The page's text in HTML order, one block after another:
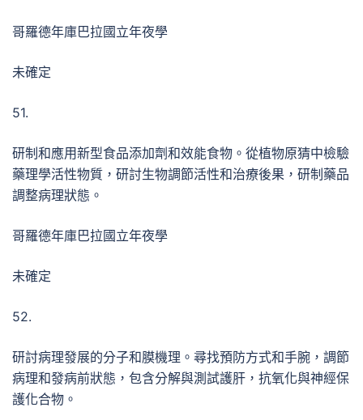
哥羅德年庫巴拉國立年夜學
未確定
51.
研制和應用新型食品添加劑和效能食物。從植物原猜中檢驗
藥理學活性物質，研討生物調節活性和治療後果，研制藥品
調整病理狀態。
哥羅德年庫巴拉國立年夜學
未確定
52.
研討病理發展的分子和膜機理。尋找預防方式和手腕，調節
病理和發病前狀態，包含分解與測試護肝，抗氧化與神經保
護化合物。